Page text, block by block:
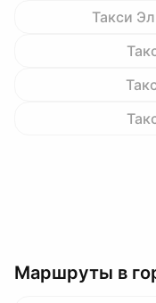
Такси
Маршруты в